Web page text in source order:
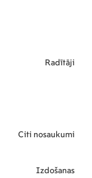
Radītāji
Citi nosaukumi
Izdošanas